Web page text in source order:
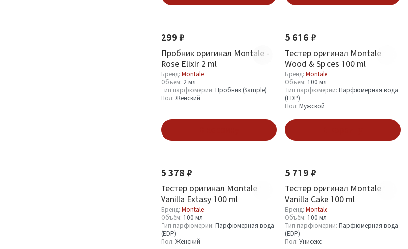
299 ₽
Пробник оригинал Montale -
Rose Elixir 2 ml
Бренд: Montale
Объём: 2 мл
Тип парфюмерии: Пробник (Sample)
Пол: Женский
5 616 ₽
Тестер оригинал Montale
Wood & Spices 100 ml
Бренд: Montale
Объём: 100 мл
Тип парфюмерии: Парфюмерная вода
(EDP)
Пол: Мужской
5 378 ₽
Тестер оригинал Montale
Vanilla Extasy 100 ml
Бренд: Montale
Объём: 100 мл
Тип парфюмерии: Парфюмерная вода
(EDP)
Пол: Женский
5 719 ₽
Тестер оригинал Montale
Vanilla Cake 100 ml
Бренд: Montale
Объём: 100 мл
Тип парфюмерии: Парфюмерная вода
(EDP)
Пол: Унисекс